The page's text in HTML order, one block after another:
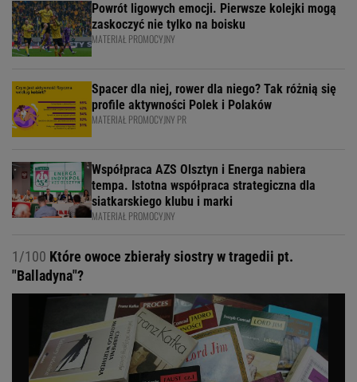
Powrót ligowych emocji. Pierwsze kolejki mogą
zaskoczyć nie tylko na boisku
MATERIAŁ PROMOCYJNY
Spacer dla niej, rower dla niego? Tak różnią się
profile aktywności Polek i Polaków
MATERIAŁ PROMOCYJNY PR
Współpraca AZS Olsztyn i Energa nabiera
tempa. Istotna współpraca strategiczna dla
siatkarskiego klubu i marki
MATERIAŁ PROMOCYJNY
1/100 Które owoce zbierały siostry w tragedii pt.
"Balladyna"?